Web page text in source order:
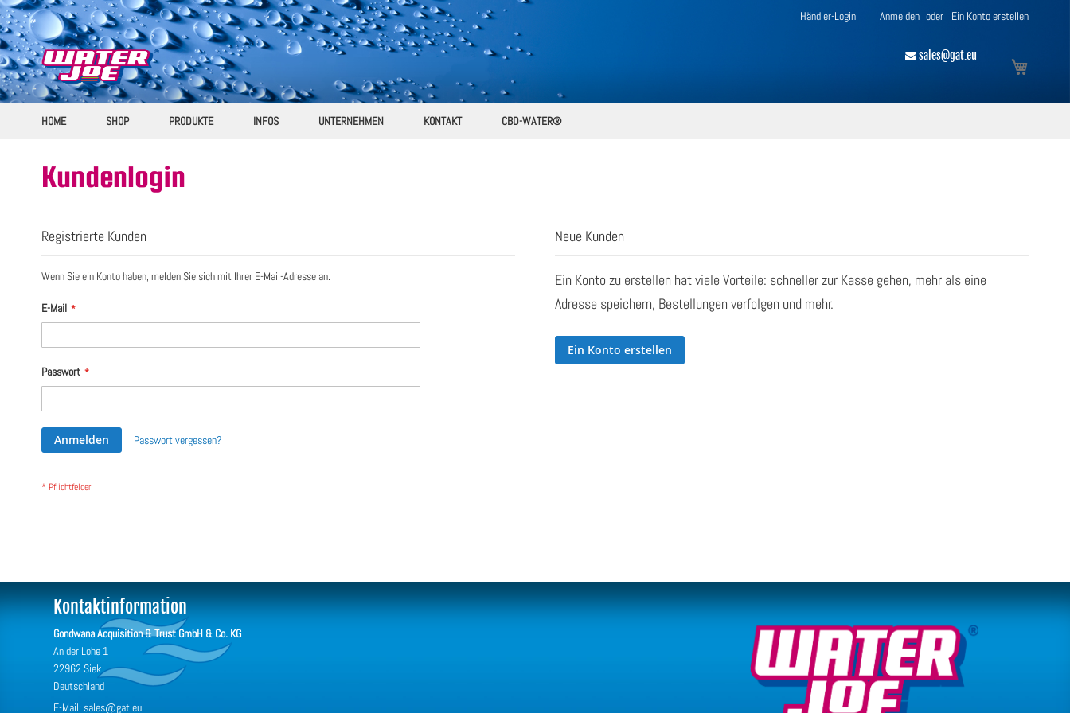
Direkt
zum
Inhalt
Händler-Login Anmelden Ein Konto erstellen
​ sales@gat.eu
HOME SHOP PRODUKTE INFOS UNTERNEHMEN KONTAKT CBD-WATER®
Kundenlogin
Registrierte Kunden
Wenn Sie ein Konto haben, melden Sie sich mit Ihrer E-Mail-Adresse an.
E-Mail
Passwort
Anmelden Passwort vergessen?
Neue Kunden
Ein Konto zu erstellen hat viele Vorteile: schneller zur Kasse gehen, mehr als eine
Adresse speichern, Bestellungen verfolgen und mehr.
Ein Konto erstellen
Kontaktinformation
Gondwana Acquisition & Trust GmbH & Co. KG
An der Lohe 1
22962 Siek
Deutschland
E-Mail: sales@gat.eu